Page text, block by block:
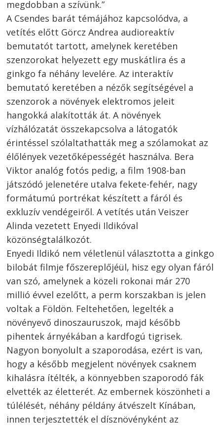
megdobban a szívünk.”
A Csendes barát témájához kapcsolódva, a
vetítés előtt Görcz Andrea audioreaktív
bemutatót tartott, amelynek keretében
szenzorokat helyezett egy muskátlira és a
ginkgo fa néhány levelére. Az interaktív
bemutató keretében a nézők segítségével a
szenzorok a növények elektromos jeleit
hangokká alakították át. A növények
vízhálózatát összekapcsolva a látogatók
érintéssel szólaltathatták meg a szólamokat az
élőlények vezetőképességét használva. Bera
Viktor analóg fotós pedig, a film 1908-ban
játszódó jelenetére utalva fekete-fehér, nagy
formátumú portrékat készített a fáról és
exkluzív vendégeiről. A vetítés után Veiszer
Alinda vezetett Enyedi Ildikóval
közönségtalálkozót.
Enyedi Ildikó nem véletlenül választotta a ginkgo
bilobát filmje főszereplőjéül, hisz egy olyan fáról
van szó, amelynek a közeli rokonai már 270
millió évvel ezelőtt, a perm korszakban is jelen
voltak a Földön. Feltehetően, legelték a
növényevő dinoszauruszok, majd később
pihentek árnyékában a kardfogú tigrisek.
Nagyon bonyolult a szaporodása, ezért is van,
hogy a később megjelent növények csaknem
kihalásra ítélték, a könnyebben szaporodó fák
elvették az életterét. Az embernek köszönheti a
túlélését, néhány példány átvészelt Kínában,
innen terjesztették el dísznövényként az
Bejegyzés
navigáció